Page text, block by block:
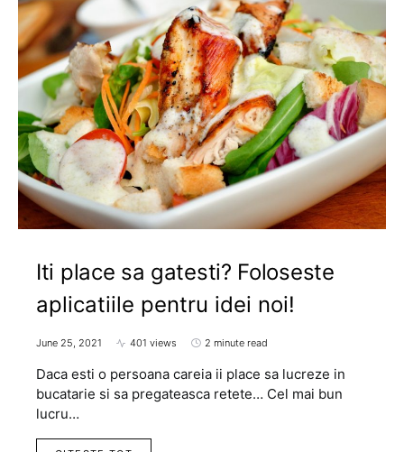
Iti place sa gatesti? Foloseste
aplicatiile pentru idei noi!
June 25, 2021 401 views 2 minute read
Daca esti o persoana careia ii place sa lucreze in
bucatarie si sa pregateasca retete… Cel mai bun
lucru…